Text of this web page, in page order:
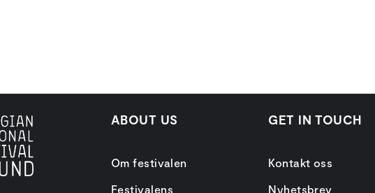
ABOUT US
Om festivalen
Festivalens
GET IN TOUCH
Kontakt oss
Nyhetsbrev